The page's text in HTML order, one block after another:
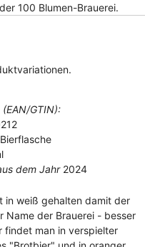
100 Blumen-Brauerei.
GTIN):
Bierflasche
dem Jahr 2024
in weiß gehalten damit der
der Brauerei - besser
findet man in verspielter